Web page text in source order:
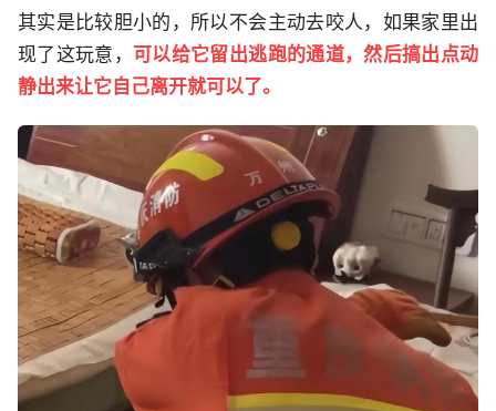
其实是比较胆小的，所以不会主动去咬人，如果家里出
现了这玩意， 可以给它留出逃跑的通道，然后搞出点动
静出来让它自己离开就可以了。